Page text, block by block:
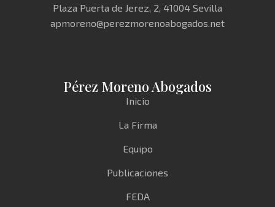
Plaza Puerta de Jerez, 2, 41004 Sevilla
apmoreno@perezmorenoabogados.net
Pérez Moreno Abogados
Inicio
La Firma
Equipo
Publicaciones
FEDA